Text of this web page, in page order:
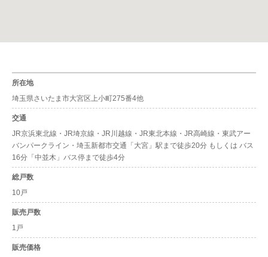
所在地
埼玉県さいたま市大宮区上小町275番4他
交通
JR京浜東北線・JR埼京線・JR川越線・JR東北本線・JR高崎線・東武アー
バンパークライン・埼玉新都市交通「大宮」駅まで徒歩20分 もしくは バス
16分「中並木」バス停まで徒歩4分
総戸数
10戸
販売戸数
1戸
販売価格